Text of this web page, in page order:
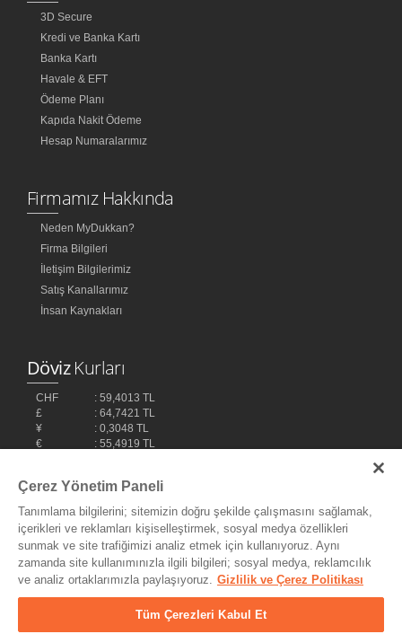
3D Secure
Kredi ve Banka Kartı
Banka Kartı
Havale & EFT
Ödeme Planı
Kapıda Nakit Ödeme
Hesap Numaralarımız
Firmamız Hakkında
Neden MyDukkan?
Firma Bilgileri
İletişim Bilgilerimiz
Satış Kanallarımız
İnsan Kaynakları
DövizKurları
CHF
: 59,4013 TL
£
: 64,7421 TL
¥
: 0,3048 TL
€
: 55,4919 TL
Bilişim Teknolojileri,
Çerez Yönetim Paneli
Tanımlama bilgilerini; sitemizin doğru şekilde çalışmasını sağlamak,
içerikleri ve reklamları kişiselleştirmek, sosyal medya özellikleri
sunmak ve site trafiğimizi analiz etmek için kullanıyoruz. Aynı
zamanda site kullanımınızla ilgili bilgileri; sosyal medya, reklamcılık
ve analiz ortaklarımızla paylaşıyoruz. Gizlilik ve Çerez Politikası
Tüm Çerezleri Kabul Et